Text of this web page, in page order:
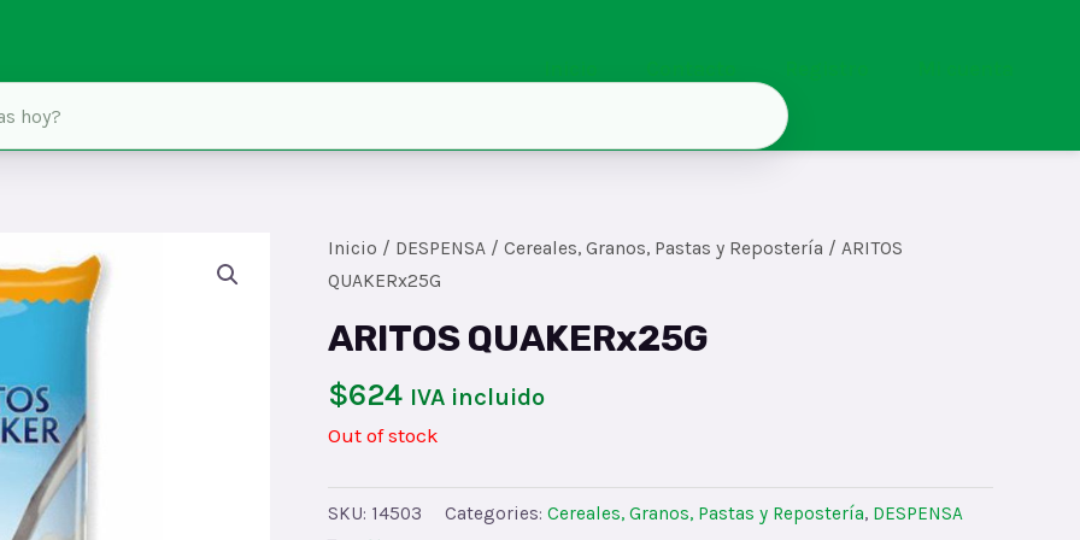
Inicio / DESPENSA / Cereales, Granos, Pastas y Repostería / ARITOS
QUAKERx25G
ARITOS QUAKERx25G
$624 IVA incluido
Out of stock
SKU: 14503 Categories: Cereales, Granos, Pastas y Repostería, DESPENSA